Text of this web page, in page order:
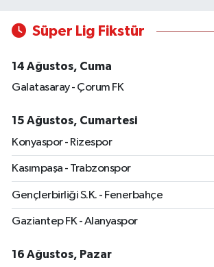
Süper Lig Fikstür
14 Ağustos, Cuma
Galatasaray - Çorum FK
15 Ağustos, Cumartesi
Konyaspor - Rizespor
Kasımpaşa - Trabzonspor
Gençlerbirliği S.K. - Fenerbahçe
Gaziantep FK - Alanyaspor
16 Ağustos, Pazar